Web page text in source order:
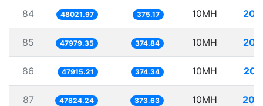
84 48021.97 375.17 10MH
85 47979.35 374.84 10MH
86 47915.21 374.34 10MH
87 47824.24 373.63 10MH